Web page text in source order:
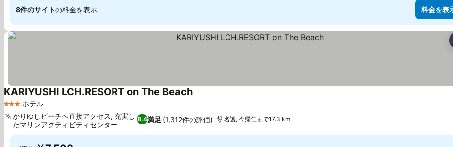
8件のサイトの料金を表示 料金を表
3 ホテルのランク
ホテル
KARIYUSHI LCH.RESORT on The Beach料金を表示
8.4満足 (1,312件の評価)
かりゆしビーチへ直接アクセス, 充実し
たマリンアクティビティセンター
名護, 今帰仁まで17.3 km